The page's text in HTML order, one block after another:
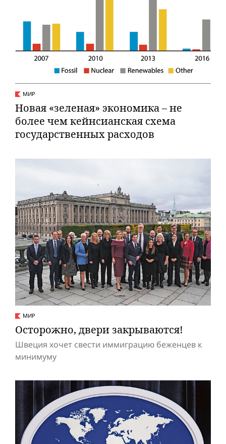
МИР
Новая «зеленая» экономика – не
более чем кейнсианская схема
государственных расходов
МИР
Осторожно, двери закрываются!
Швеция хочет свести иммиграцию беженцев к
минимуму